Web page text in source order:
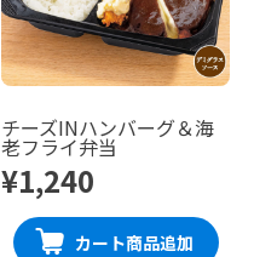
チーズINハンバーグ＆海
老フライ弁当
¥1,240
カート商品追加